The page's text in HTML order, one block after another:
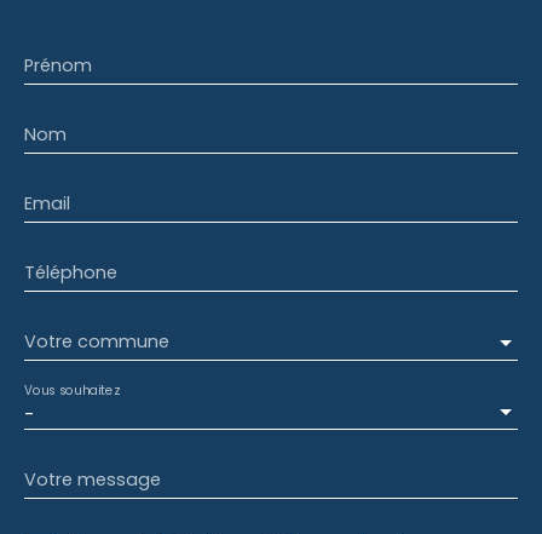
Prénom
Nom
Email
Téléphone
Votre commune
-
Vous souhaitez
Votre message